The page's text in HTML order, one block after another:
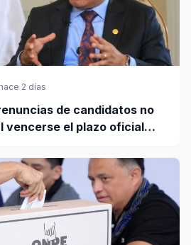
hace 2 días
de candidatos no
vencerse el plazo oficial